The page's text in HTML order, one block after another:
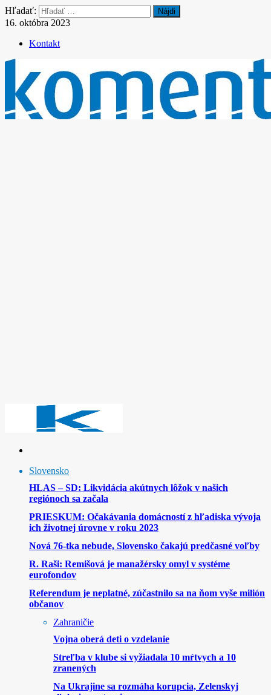
Hľadať:
16. októbra 2023
Kontakt
Slovensko
HLAS – SD: Likvidácia akútnych lôžok v našich
regiónoch sa začala
PRIESKUM: Očakávania domácností z hľadiska vývoja
ich životnej úrovne v roku 2023
Nová 76-tka nebude, Slovensko čakajú predčasné voľby
R. Raši: Remišová je manažérsky omyl v systéme
eurofondov
Referendum je neplatné, zúčastnilo sa na ňom vyše milión
občanov
Zahraničie
Vojna oberá deti o vzdelanie
Streľba v klube si vyžiadala 10 mŕtvych a 10
zranených
Na Ukrajine sa rozmáha korupcia, Zelenskyj